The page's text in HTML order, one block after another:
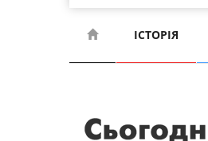
ІСТОРІЯ